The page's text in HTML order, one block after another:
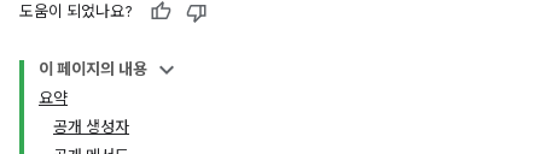
도움이 되었나요?
이 페이지의 내용
요약
공개 생성자